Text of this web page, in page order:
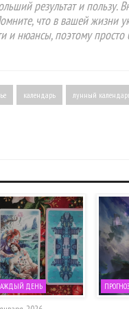
результат и
что в вашей жизни
и нюансы, поэтому
календарь лунный
ДЕНЬ